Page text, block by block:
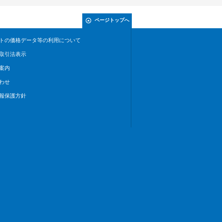
ページトップへ
の価格データ等の利用について
引法表示
内
せ
保護方針